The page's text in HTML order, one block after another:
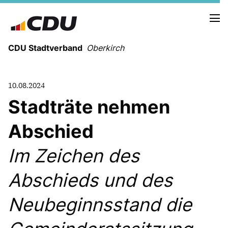
CDU Stadtverband Oberkirch
STADTVERBAND OBERKIRCH
BOTTENAU
NUSSBACH
RINGELBACH
ÖDSBACH
STADELHOFEN
10.08.2024
Stadträte nehmen
Abschied
Im Zeichen des
Abschieds und des
Neubeginnsstand die